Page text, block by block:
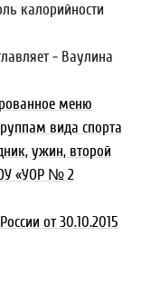
калорийности
- Ваулина
меню
вида спорта
ужин, второй
«УОР № 2
от 30.10.2015